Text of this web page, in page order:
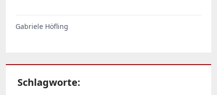
Gabriele Höfling
Schlagworte: